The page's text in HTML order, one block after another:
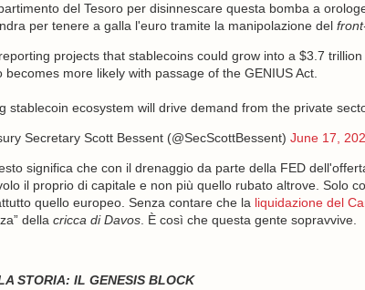
del Tesoro per disinnescare questa bomba a
per tenere a galla l'euro tramite la manipolazione del
projects that stablecoins could grow into a $3.7
becomes more likely with passage of the GENIUS Act.
stablecoin ecosystem will drive demand from the private
Secretary Scott Bessent (@SecScottBessent) June 17,
significa che con il drenaggio da parte della FED
il proprio di capitale e non più quello rubato altrove. Solo
quello europeo. Senza contare che la liquidazione del
della cricca di Davos. È così che questa gente sopravvive.
STORIA: IL GENESIS BLOCK